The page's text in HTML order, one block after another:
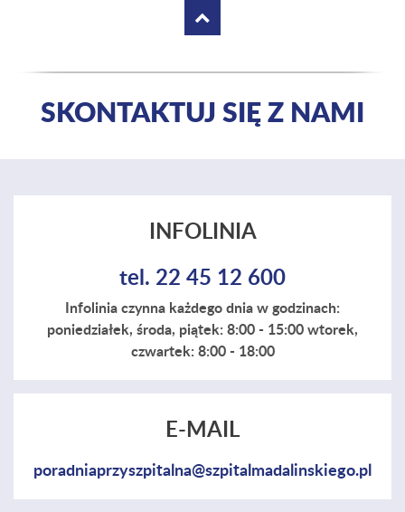
SKONTAKTUJ SIĘ Z NAMI
INFOLINIA
tel. 22 45 12 600
Infolinia czynna każdego dnia w godzinach:
poniedziałek, środa, piątek: 8:00 - 15:00 wtorek,
czwartek: 8:00 - 18:00
E-MAIL
poradniaprzyszpitalna@szpitalmadalinskiego.pl